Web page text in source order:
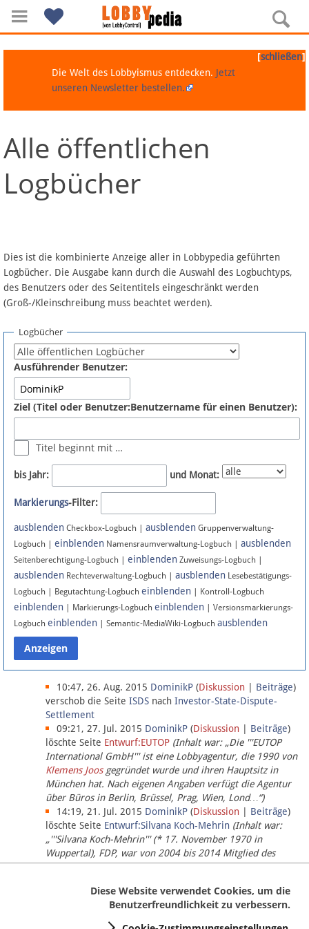
Navigation
Über Lobbypedia
Artikel nach Kategorien
FAQ
Fördermitglied werden
Fehler melden
Newsletter
Bluesky
Facebook
Instagram
Anmelden
Datenschutz
Über Lobbypedia
Impressum
[schließen]
Die Welt des Lobbyismus entdecken. Jetzt
unseren Newsletter bestellen.
Alle öffentlichen
Logbücher
Dies ist die kombinierte Anzeige aller in Lobbypedia geführten
Logbücher. Die Ausgabe kann durch die Auswahl des Logbuchtyps,
des Benutzers oder des Seitentitels eingeschränkt werden
(Groß-/Kleinschreibung muss beachtet werden).
Logbücher
Ausführender Benutzer:
Ziel (Titel oder Benutzer:Benutzername für einen Benutzer):
Titel beginnt mit …
bis Jahr: und Monat:
Markierungs-Filter:
ausblenden Checkbox-Logbuch | ausblenden Gruppenverwaltung-
Logbuch | einblenden Namensraumverwaltung-Logbuch | ausblenden
Seitenberechtigung-Logbuch | einblenden Zuweisungs-Logbuch |
ausblenden Rechteverwaltung-Logbuch | ausblenden Lesebestätigungs-
Logbuch | Begutachtung-Logbuch einblenden | Kontroll-Logbuch
einblenden | Markierungs-Logbuch einblenden | Versionsmarkierungs-
Logbuch einblenden | Semantic-MediaWiki-Logbuch ausblenden
10:47, 26. Aug. 2015 DominikP (Diskussion Beiträge)
verschob die Seite ISDS nach Investor-State-Dispute-
Settlement
09:21, 27. Jul. 2015 DominikP (Diskussion Beiträge)
löschte Seite Entwurf:EUTOP (Inhalt war: „Die '''EUTOP
International GmbH''' ist eine Lobbyagentur, die 1990 von
Klemens Joosgegründet wurde und ihren Hauptsitz in
München hat. Nach eigenen Angaben verfügt die Agentur
über Büros in Berlin, Brüssel, Prag, Wien, Lond…“)
14:19, 21. Jul. 2015 DominikP (Diskussion Beiträge)
löschte Seite Entwurf:Silvana Koch-Mehrin (Inhalt war:
„'''Silvana Koch-Mehrin''' (* 17. November 1970 in
Wuppertal), FDP, war von 2004 bis 2014 Mitglied des
Europäischen Parlaments, seit November 2014 ist sie für
Diese Website verwendet Cookies, um die
Benutzerfreundlichkeit zu verbessern.